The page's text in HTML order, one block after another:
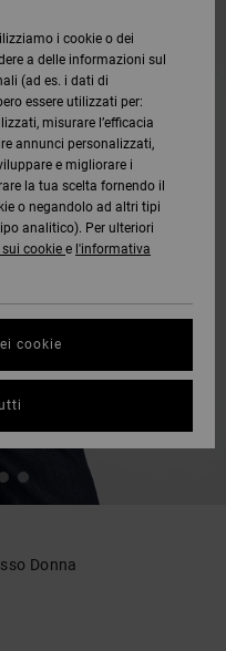
Donna
i cookie o dei
a delle informazioni sul
(ad es. i dati di
essere utilizzati per:
misurare l’efficacia
annunci personalizzati,
e migliorare i
la tua scelta fornendo il
o negandolo ad altri tipi
analitico). Per ulteriori
cookie e l'informativa
cookie